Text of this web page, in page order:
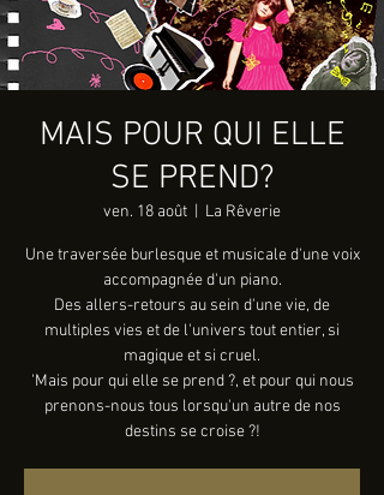
MAIS POUR QUI ELLE
SE PREND?
ven. 18 août La Rêverie
Une traversée burlesque et musicale d'une voix
accompagnée d'un piano.
Des allers-retours au sein d'une vie, de
multiples vies et de l'univers tout entier, si
magique et si cruel.
'Mais pour qui elle se prend ?, et pour qui nous
prenons-nous tous lorsqu'un autre de nos
destins se croise ?!